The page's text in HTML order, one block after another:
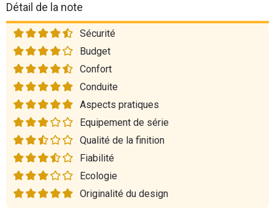
Détail de la note
Sécurité
Budget
Confort
Conduite
Aspects pratiques
Equipement de série
Qualité de la finition
Fiabilité
Ecologie
Originalité du design